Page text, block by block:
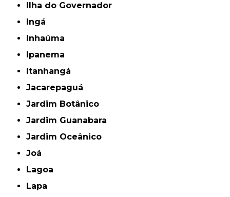
Ilha do Governador
Ingá
Inhaúma
Ipanema
Itanhangá
Jacarepaguá
Jardim Botânico
Jardim Guanabara
Jardim Oceânico
Joá
Lagoa
Lapa